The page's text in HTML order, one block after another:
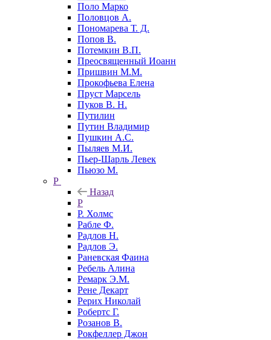
Поло Марко
Половцов А.
Пономарева Т. Д.
Попов В.
Потемкин В.П.
Преосвященный Иоанн
Пришвин М.М.
Прокофьева Елена
Пруст Марсель
Пуков В. Н.
Путилин
Путин Владимир
Пушкин А.С.
Пыляев М.И.
Пьер-Шарль Левек
Пьюзо М.
Р
Назад
Р
Р. Холмс
Рабле Ф.
Радлов Н.
Радлов Э.
Раневская Фаина
Ребель Алина
Ремарк Э.М.
Рене Декарт
Рерих Николай
Робертс Г.
Розанов В.
Рокфеллер Джон